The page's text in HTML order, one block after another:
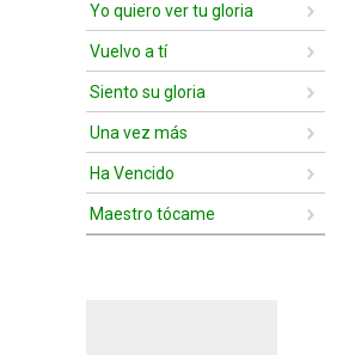
Yo quiero ver tu gloria
Vuelvo a tí
Siento su gloria
Una vez más
Ha Vencido
Maestro tócame